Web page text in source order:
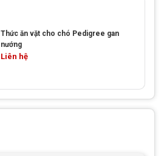
Thức ăn vặt cho chó Pedigree gan
nướng
Liên hệ